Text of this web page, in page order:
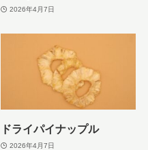
2026年4月7日
ドライパイナップル
2026年4月7日